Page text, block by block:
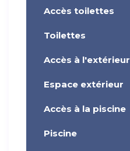
Accès toilettes
Toilettes
Accès à l'extérieur
Espace extérieur
Accès à la piscine
Piscine